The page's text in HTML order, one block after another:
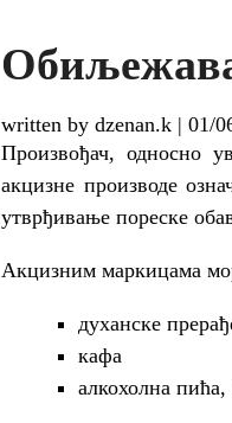
written by dzenan.k | 01/
Произвођач, односно
акцизне производе
утврђивање пореске
Акцизним маркицама
духанске
кафа
алкохолна